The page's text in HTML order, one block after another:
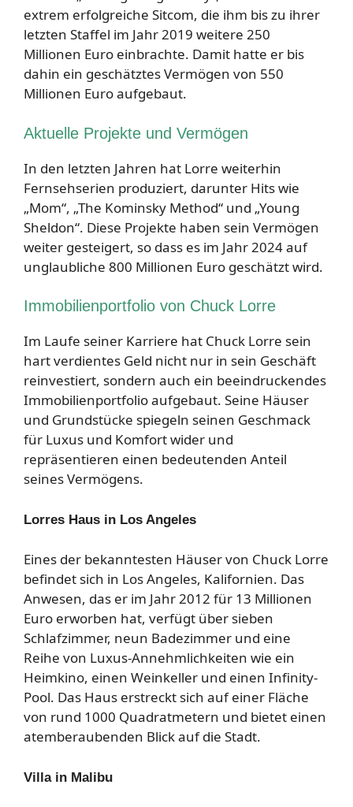
extrem erfolgreiche Sitcom, die ihm bis zu ihrer
letzten Staffel im Jahr 2019 weitere 250
Millionen Euro einbrachte. Damit hatte er bis
dahin ein geschätztes Vermögen von 550
Millionen Euro aufgebaut.
Aktuelle Projekte und Vermögen
In den letzten Jahren hat Lorre weiterhin
Fernsehserien produziert, darunter Hits wie
„Mom“, „The Kominsky Method“ und „Young
Sheldon“. Diese Projekte haben sein Vermögen
weiter gesteigert, so dass es im Jahr 2024 auf
unglaubliche 800 Millionen Euro geschätzt wird.
Immobilienportfolio von Chuck Lorre
Im Laufe seiner Karriere hat Chuck Lorre sein
hart verdientes Geld nicht nur in sein Geschäft
reinvestiert, sondern auch ein beeindruckendes
Immobilienportfolio aufgebaut. Seine Häuser
und Grundstücke spiegeln seinen Geschmack
für Luxus und Komfort wider und
repräsentieren einen bedeutenden Anteil
seines Vermögens.
Lorres Haus in Los Angeles
Eines der bekanntesten Häuser von Chuck Lorre
befindet sich in Los Angeles, Kalifornien. Das
Anwesen, das er im Jahr 2012 für 13 Millionen
Euro erworben hat, verfügt über sieben
Schlafzimmer, neun Badezimmer und eine
Reihe von Luxus-Annehmlichkeiten wie ein
Heimkino, einen Weinkeller und einen Infinity-
Pool. Das Haus erstreckt sich auf einer Fläche
von rund 1000 Quadratmetern und bietet einen
atemberaubenden Blick auf die Stadt.
Villa in Malibu